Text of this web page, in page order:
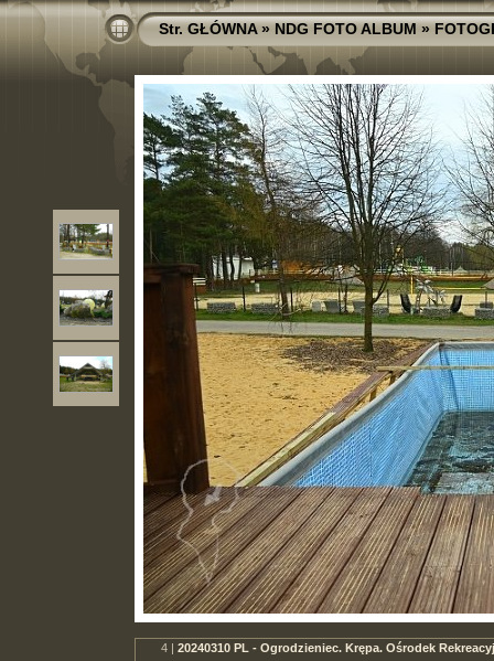
Str. GŁÓWNA»NDG FOTO ALBUM»
4 | 20240310 PL - Ogrodzieniec. Krępa. Ośrodek